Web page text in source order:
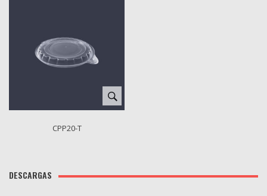
CPP20-T
DESCARGAS